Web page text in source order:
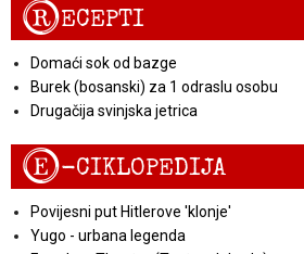
RECEPTI
Domaći sok od bazge
Burek (bosanski) za 1 odraslu osobu
Drugačija svinjska jetrica
E-CIKLOPEDIJA
Povijesni put Hitlerove 'klonje'
Yugo - urbana legenda